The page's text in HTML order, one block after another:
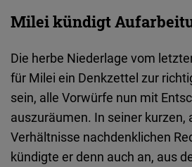
Milei kündigt
Die herbe Niederlage vom
für Milei ein Denkzettel zur
sein, alle Vorwürfe nun mit
auszuräumen. In seiner kurzen,
Verhältnisse nachdenklichen
kündigte er denn auch an, aus